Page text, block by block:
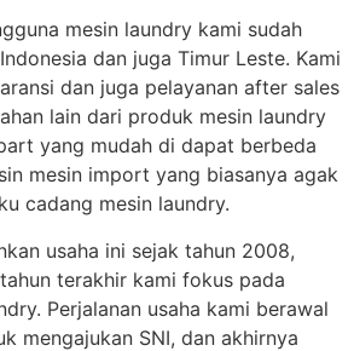
mesin laundry kami sudah
dan juga Timur Leste. Kami
dan juga pelayanan after sales
lain dari produk mesin laundry
yang mudah di dapat berbeda
mesin import yang biasanya agak
cadang mesin laundry.
usaha ini sejak tahun 2008,
terakhir kami fokus pada
Perjalanan usaha kami berawal
mengajukan SNI, dan akhirnya